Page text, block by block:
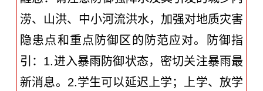
涝、山洪、中小河流洪水，加强对地质灾害
隐患点和重点防御区的防范应对。防御指
引：1.进入暴雨防御状态，密切关注暴雨最
新消息。2.学生可以延迟上学；上学、放学